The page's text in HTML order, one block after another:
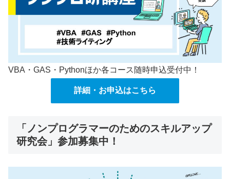
VBA・GAS・Pythonほか各コース随時申込受付中！
詳細・お申込はこちら
「ノンプログラマーのためのスキルアップ
研究会」参加募集中！